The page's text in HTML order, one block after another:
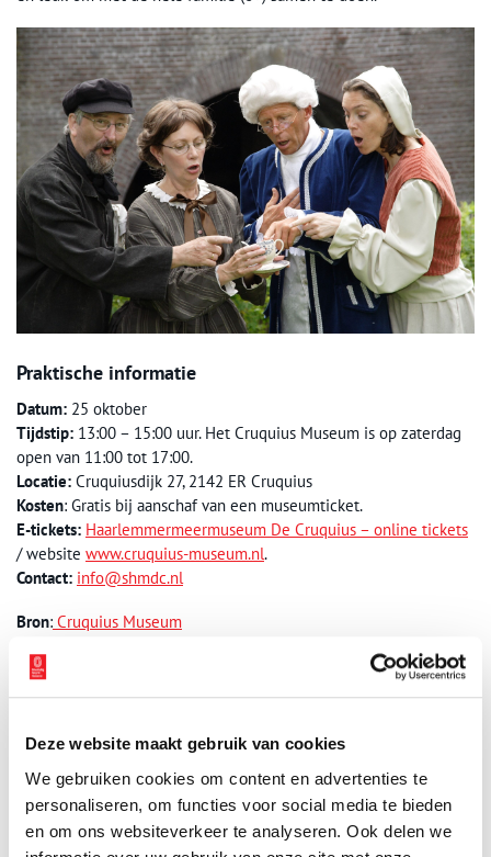
Deze website maakt gebruik van cookies
We gebruiken cookies om content en advertenties te
personaliseren, om functies voor social media te bieden
en om ons websiteverkeer te analyseren. Ook delen we
Praktische informatie
Datum: 25 oktober
Tijdstip: 13:00 – 15:00 uur. Het Cruquius Museum is op zaterdag
open van 11:00 tot 17:00.
Locatie: Cruquiusdijk 27, 2142 ER Cruquius
Kosten: Gratis bij aanschaf van een museumticket.
E-tickets: Haarlemmermeermuseum De Cruquius – online tickets
/ website www.cruquius-museum.nl.
Contact: info@shmdc.nl
Bron: Cruquius Museum
Publicatiedatum: 22/10/2025
Ontvang de nieuwsbrief
Wilt u op de hoogte blijven van de mooiste verhalen en het